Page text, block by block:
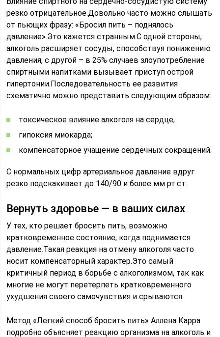
резко отрицательное.Довольно часто можно слышать
от пьющих фразу: «Бросил пить – поднялось
давление».Это кажется странным.С одной стороны,
алкоголь расширяет сосуды, способствуя понижению
давления, с другой – в 25% случаев злоупотребление
спиртными напитками вызывает приступ острой
гипертонии.Последовательность ее развития
схематично можно представить следующим образом:
токсическое влияние алкоголя на сердце;
гипоксия миокарда;
компенсаторное учащение сердечных сокращений.
С нормальных цифр артериальное давление вдруг
резко подскакивает до 140/90 и более мм рт.ст.
Вернуть здоровье — в ваших силах
У тех, кто решает бросить пить, возможно
кратковременное состояние, когда поднимается
давление.Такая реакция на отмену алкоголя часто
носит компенсаторный характер.Это самый
критичный период в борьбе с алкоголизмом, так как
многие не могут перетерпеть кратковременного
ухудшения своего самочувствия и срываются.
Метод «Легкий способ бросить пить» Аллена Карра
подробно объясняет реакцию организма на алкоголь и